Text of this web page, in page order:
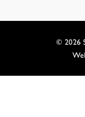
© 2026